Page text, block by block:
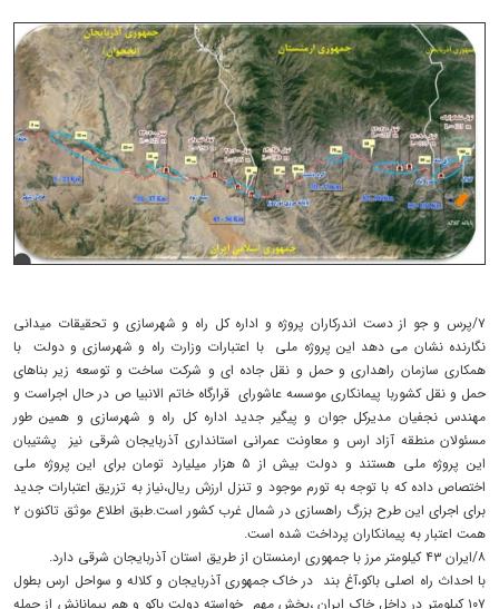
۷/پرس و جو از دست اندرکاران پروژه و اداره کل راه و شهرسازی و تحقیقات میدانی
نگارنده نشان می دهد این پروژه ملی با اعتبارات وزارت راه و شهرسازی و دولت با
همکاری سازمان راهداری و حمل و نقل جاده ای و شرکت ساخت و توسعه زیر بناهای
حمل و نقل کشوربا پیمانکاری موسسه عاشورای قرارگاه خاتم الانبیا ص در حال اجراست و
مهندس نجفیان مدیرکل جوان و پیگیر جدید اداره کل راه و شهرسازی و همین طور
مسئولان منطقه آزاد ارس و معاونت عمرانی استانداری آذربایجان شرقی نیز پشتیبان
این پروژه ملی هستند و دولت بیش از ۵ هزار میلیارد تومان برای این پروژه ملی
اختصاص داده که با توجه به تورم موجود و تنزل ارزش ریال،نیاز به تزریق اعتبارات جدید
برای اجرای این طرح بزرگ راهسازی در شمال غرب کشور است.طبق اطلاع موثق تاکنون ۲
همت اعتبار به پیمانکاران پرداخت شده است.
۸/ایران ۴۳ کیلومتر مرز با جمهوری ارمنستان از طریق استان آذربایجان شرقی دارد.
با احداث راه اصلی باکو،آغ بند در خاک جمهوری آذربایجان و کلاله و سواحل ارس بطول
۱۰۷ کیلومتر در داخل خاک ایران ،بخش مهم خواسته دولت باکو و هم پیمانانش از جمله